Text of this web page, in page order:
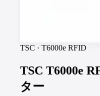
TSC · T6000e RFID
TSC T6000e
ター